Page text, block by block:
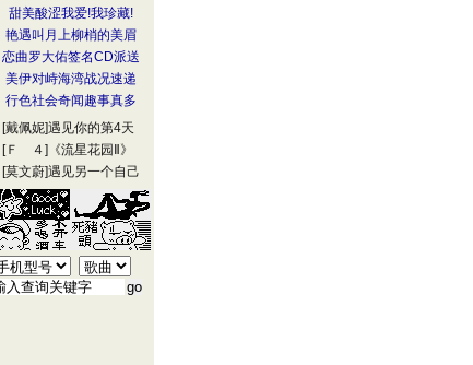
甜美酸涩我爱!我珍藏!
艳遇叫月上柳梢的美眉
恋曲罗大佑签名CD派送
美伊对峙海湾战况速递
行色社会奇闻趣事真多
[戴佩妮]遇见你的第4天
[Ｆ ４] 《流星花园Ⅱ》
[莫文蔚]遇见另一个自己